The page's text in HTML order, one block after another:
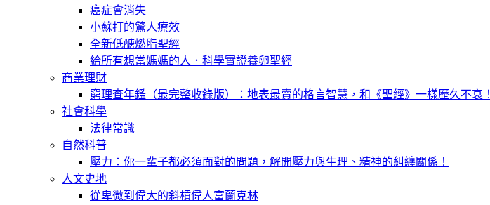
癌症會消失
小蘇打的驚人療效
全新低醣燃脂聖經
給所有想當媽媽的人．科學實證養卵聖經
商業理財
窮理查年鑑（最完整收錄版）：地表最賣的格言智慧，和《聖經》一樣歷久不衰！
社會科學
法律常識
自然科普
壓力：你一輩子都必須面對的問題，解開壓力與生理、精神的糾纏關係！
人文史地
從卑微到偉大的斜槓偉人富蘭克林